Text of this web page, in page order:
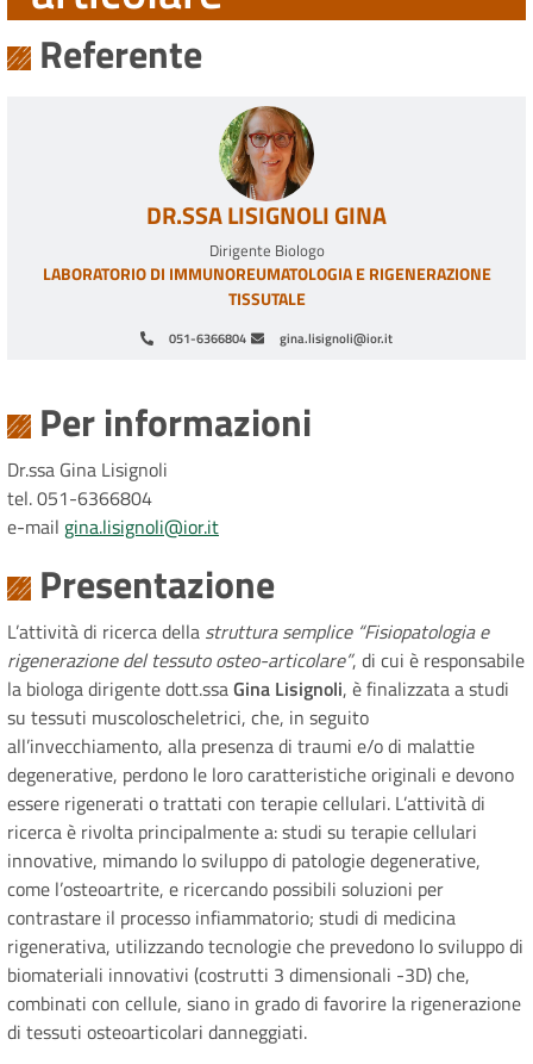
Referente
051-6366804 gina.lisignoli@ior.it
DR.SSA LISIGNOLI GINA
Dirigente Biologo
LABORATORIO DI IMMUNOREUMATOLOGIA E RIGENERAZIONE
TISSUTALE
Per informazioni
Dr.ssa Gina Lisignoli
tel. 051-6366804
e-mail gina.lisignoli@ior.it
Presentazione
L’attività di ricerca della struttura semplice “Fisiopatologia e
rigenerazione del tessuto osteo-articolare”, di cui è responsabile
la biologa dirigente dott.ssaGina Lisignoli, è finalizzata a studi
su tessuti muscoloscheletrici, che, in seguito
all’invecchiamento, alla presenza di traumi e/o di malattie
degenerative, perdono le loro caratteristiche originali e devono
essere rigenerati o trattati con terapie cellulari. L’attività di
ricerca è rivolta principalmente a: studi su terapie cellulari
innovative, mimando lo sviluppo di patologie degenerative,
come l’osteoartrite, e ricercando possibili soluzioni per
contrastare il processo infiammatorio; studi di medicina
rigenerativa, utilizzando tecnologie che prevedono lo sviluppo di
biomateriali innovativi (costrutti 3 dimensionali -3D) che,
combinati con cellule, siano in grado di favorire la rigenerazione
di tessuti osteoarticolari danneggiati.